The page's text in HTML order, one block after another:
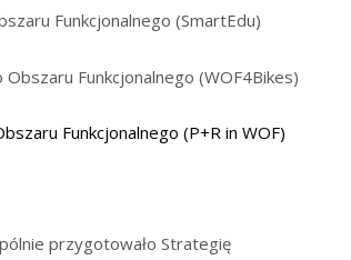
Funkcjonalnego (SmartEdu)
Funkcjonalnego (WOF4Bikes)
Funkcjonalnego (P+R in WOF)
przygotowało Strategię